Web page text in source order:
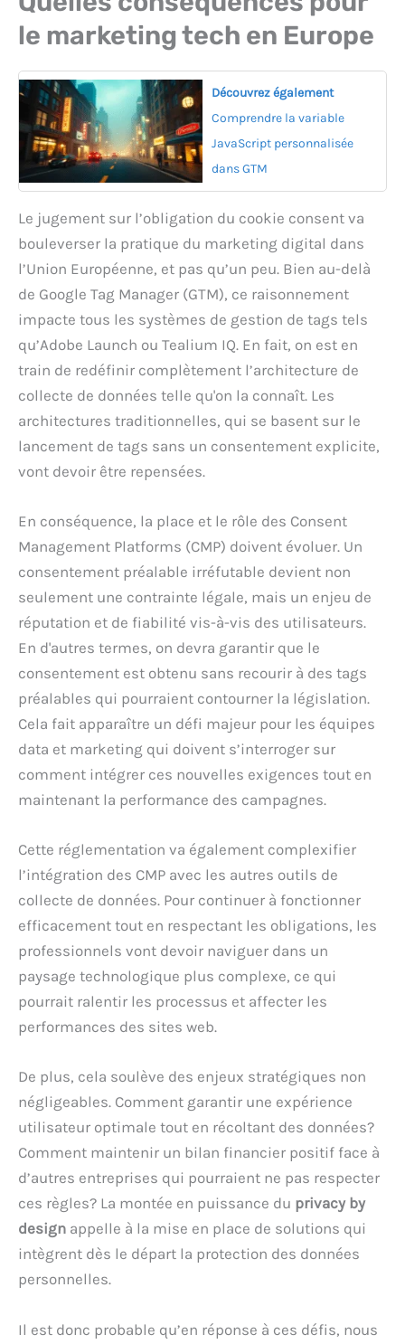
le marketing tech en Europe
Découvrez également
Comprendre la variable
JavaScript personnalisée
dans GTM
Le jugement sur l’obligation du cookie consent va
bouleverser la pratique du marketing digital dans
l’Union Européenne, et pas qu’un peu. Bien au-delà
de Google Tag Manager (GTM), ce raisonnement
impacte tous les systèmes de gestion de tags tels
qu’Adobe Launch ou Tealium IQ. En fait, on est en
train de redéfinir complètement l’architecture de
collecte de données telle qu'on la connaît. Les
architectures traditionnelles, qui se basent sur le
lancement de tags sans un consentement explicite,
vont devoir être repensées.
En conséquence, la place et le rôle des Consent
Management Platforms (CMP) doivent évoluer. Un
consentement préalable irréfutable devient non
seulement une contrainte légale, mais un enjeu de
réputation et de fiabilité vis-à-vis des utilisateurs.
En d'autres termes, on devra garantir que le
consentement est obtenu sans recourir à des tags
préalables qui pourraient contourner la législation.
Cela fait apparaître un défi majeur pour les équipes
data et marketing qui doivent s’interroger sur
comment intégrer ces nouvelles exigences tout en
maintenant la performance des campagnes.
Cette réglementation va également complexifier
l’intégration des CMP avec les autres outils de
collecte de données. Pour continuer à fonctionner
efficacement tout en respectant les obligations, les
professionnels vont devoir naviguer dans un
paysage technologique plus complexe, ce qui
pourrait ralentir les processus et affecter les
performances des sites web.
De plus, cela soulève des enjeux stratégiques non
négligeables. Comment garantir une expérience
utilisateur optimale tout en récoltant des données?
Comment maintenir un bilan financier positif face à
d’autres entreprises qui pourraient ne pas respecter
ces règles? La montée en puissance du privacy by
design appelle à la mise en place de solutions qui
intègrent dès le départ la protection des données
personnelles.
Il est donc probable qu’en réponse à ces défis, nous